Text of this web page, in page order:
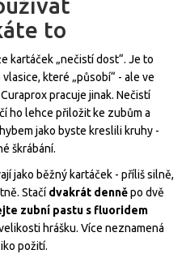
to
kartáček „nečistí dost“. Je to
které „působí“ - ale ve
pracuje jinak. Nečistí
ho lehce přiložit ke zubům a
jako byste kreslili kruhy -
škrábání.
jako běžný kartáček - příliš silně,
Stačí dvakrát denněpo dvě
zubní pastu s fluoridem
hrášku. Více neznamená
požití.